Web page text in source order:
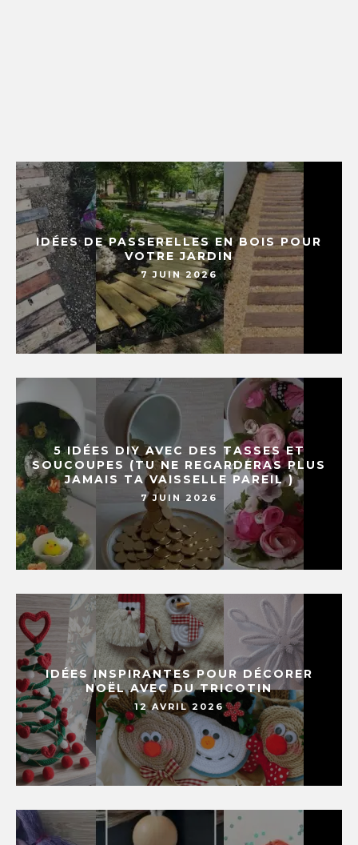
IDÉES DE PASSERELLES EN BOIS POUR
VOTRE JARDIN
7 JUIN 2026
5 IDÉES DIY AVEC DES TASSES ET
SOUCOUPES (TU NE REGARDERAS PLUS
JAMAIS TA VAISSELLE PAREIL )
7 JUIN 2026
IDÉES INSPIRANTES POUR DÉCORER
NOËL AVEC DU TRICOTIN
12 AVRIL 2026